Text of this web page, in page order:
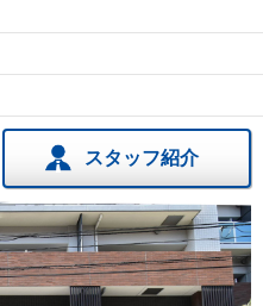
スタッフ紹介